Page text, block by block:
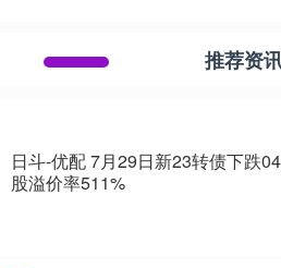
推荐资
日斗-优配 7月29日新23转债下跌
股溢价率511%